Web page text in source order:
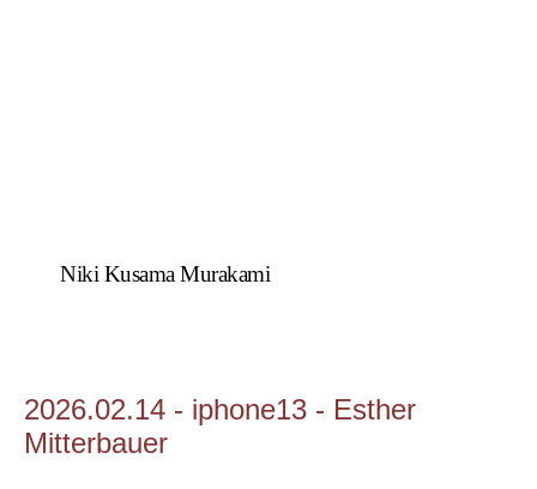
Niki Kusama Murakami
2026.02.14 - iphone13 - Esther
Mitterbauer